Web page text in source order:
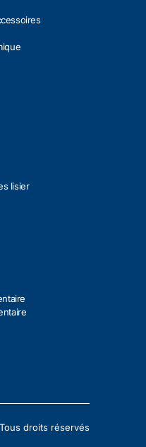
lisier
droits réservés